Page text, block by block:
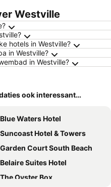
Westville
hotels in Westville?
in Westville?
in Westville?
ook interessant…
Blue Waters Hotel
Suncoast Hotel & Towers
Garden Court South Beach
Belaire Suites Hotel
The Oyster Box